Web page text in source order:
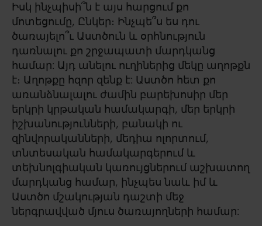
Իսկ ինչպիսի՞ն է այս հարցում քո
մոտեցումը, Ընկեր։ Ինչպե՞ս ես դու
ծառայելո՞ւ Աստծուն և օրհնություն
դառնալու քո շրջապատի մարդկանց
համար: Այդ անելու ուղիներից մեկը աղոթքն
է։ Աղոթքը հզոր զենք է: Աստծո հետ քո
առանձնալալու ժամին բարեխոսիր մեր
երկրի կրթական համակարգի, մեր երկրի
իշխանությունների, բանակի ու
զինվորականների, մեդիա ոլորտում,
տնտեսական համակարգերում և
տեխնոլգիական կառույցներում աշխատող
մարդկանց համար, ինչպես նաև իմ և
Աստծո մշակության դաշտի մեջ
ներգրավված մյուս ծառայողների համար: